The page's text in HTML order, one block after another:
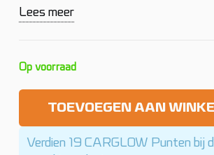
gebruiken als pre-wash op auto’s,
hogedrukspuit met schuimpistool aan.
met water en laat je verrassen door
snowfoam!
Lees meer
Op voorraad
Riwax
TOEVOEGEN AAN
Verdien 19 CARGLOW Punten bij